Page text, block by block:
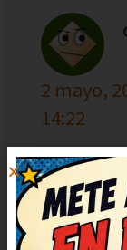
2 mayo,
14:22
¡Qué
gusto,
gracia.